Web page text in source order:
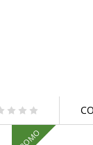
* * *